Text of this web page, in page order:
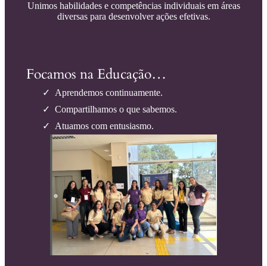
Unimos habilidades e competências individuais em áreas
diversas para desenvolver ações efetivas.
Focamos na Educação…
Aprendemos continuamente.
Compartilhamos o que sabemos.
Atuamos com entusiasmo.